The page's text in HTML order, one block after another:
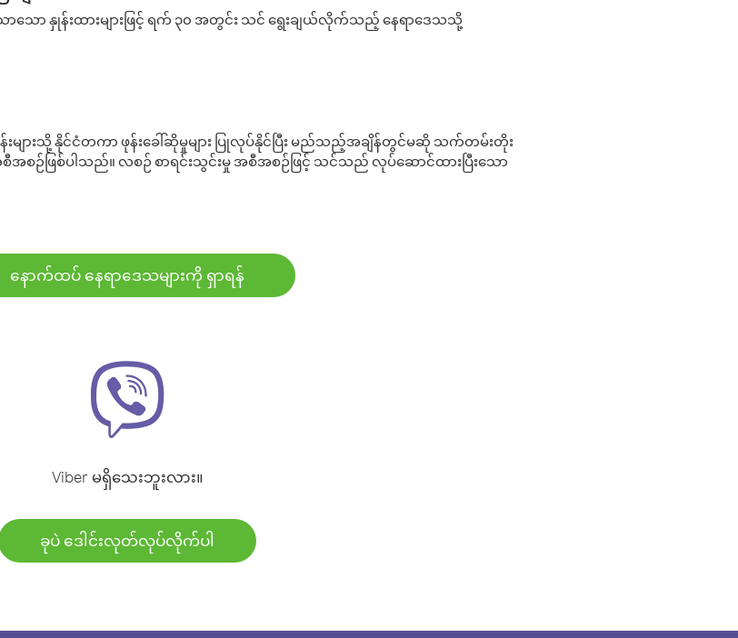
ော နှုန်းထားများဖြင့် ရက် ၃၀ အတွင်း သင် ရွေးချယ်လိုက်သည့် နေရာဒေသသို့
းများသို့ နိုင်ငံတကာ ဖုန်းခေါ်ဆိုမှုများ ပြုလုပ်နိုင်ပြီး မည်သည့်အချိန်တွင်မဆို သက်တမ်းတိုး
ဉ်ဖြစ်ပါသည်။ လစဉ် စာရင်းသွင်းမှု အစီအစဉ်ဖြင့် သင်သည် လုပ်ဆောင်ထားပြီးသော
နောက်ထပ် နေရာဒေသများကို ရှာရန်
Viber မရှိသေးဘူးလား။
ခုပဲ ဒေါင်းလုတ်လုပ်လိုက်ပါ